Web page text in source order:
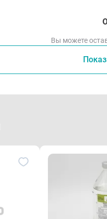
Вы можете